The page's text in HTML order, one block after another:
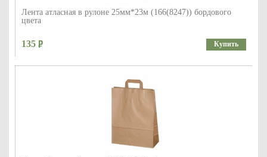
Лента атласная в рулоне 25мм*23м (166(8247)) бордового
цвета
135 Купить